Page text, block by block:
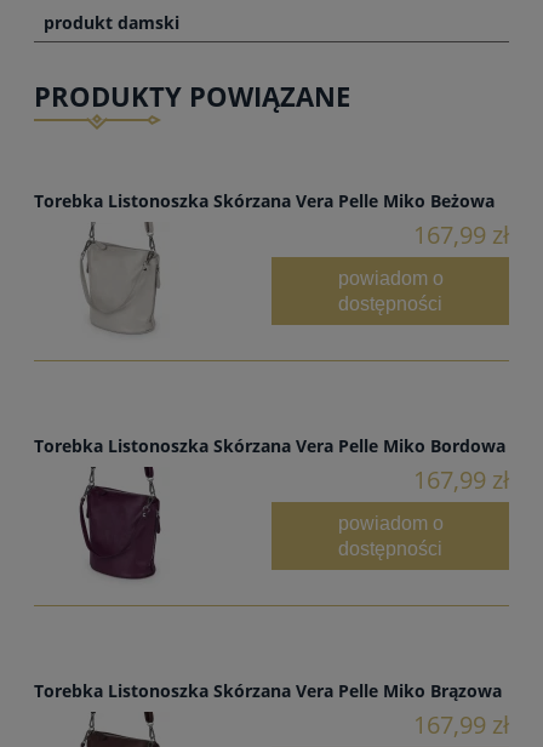
produkt damski
PRODUKTY POWIĄZANE
Torebka Listonoszka Skórzana Vera Pelle Miko Beżowa
167,99 zł
powiadom o
dostępności
Torebka Listonoszka Skórzana Vera Pelle Miko Bordowa
167,99 zł
powiadom o
dostępności
Torebka Listonoszka Skórzana Vera Pelle Miko Brązowa
167,99 zł